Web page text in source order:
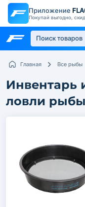
Приложение
Покупай выгодно,
Главная Все рыбы
Инвентарь
ловли